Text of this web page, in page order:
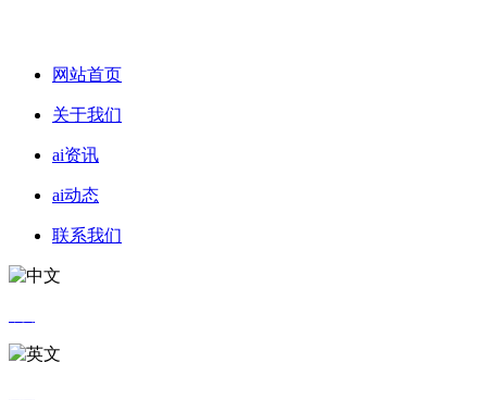
网站首页
关于我们
ai资讯
ai动态
联系我们